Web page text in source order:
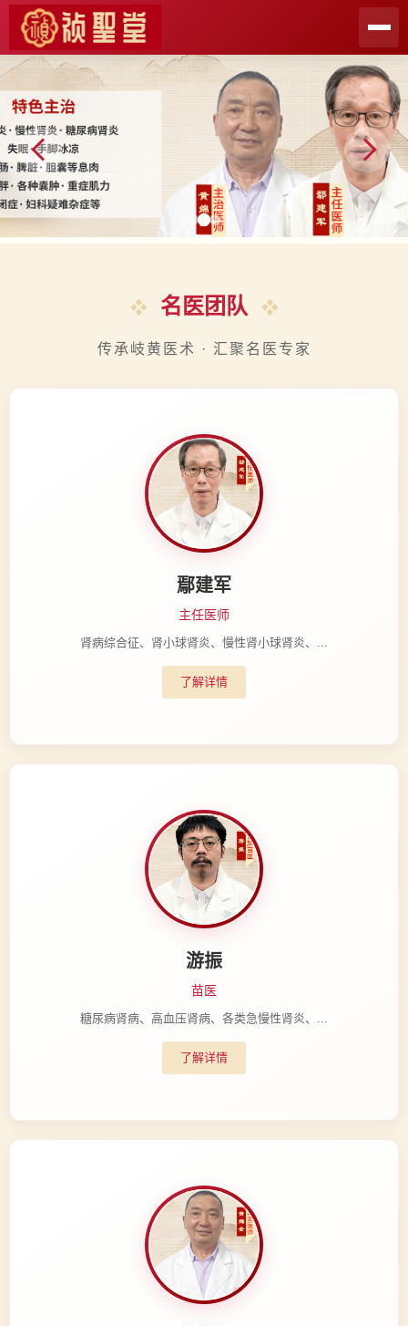
名医团队
传承岐黄医术 · 汇聚名医专家
鄢建军
主任医师
肾病综合征、肾小球肾炎、慢性肾小球肾炎、...
了解详情
游振
苗医
糖尿病肾病、高血压肾病、各类急慢性肾炎、...
了解详情